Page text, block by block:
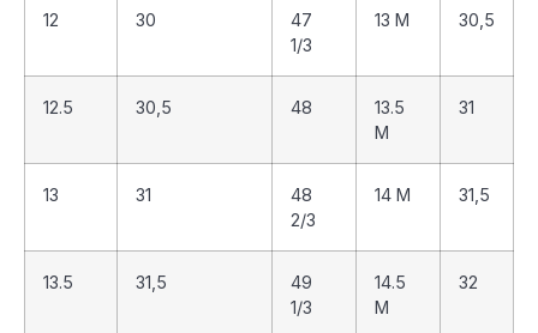
12 30
47
1/3
13 M 30,5
12.5 30,5 48
13.5
M
31
13 31
48
2/3
14 M 31,5
13.5 31,5
49
1/3
14.5
M
32